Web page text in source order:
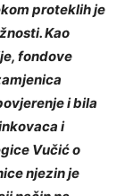
proteklih je
Kao
fondove
i bila
i
Vučić o
njezin je